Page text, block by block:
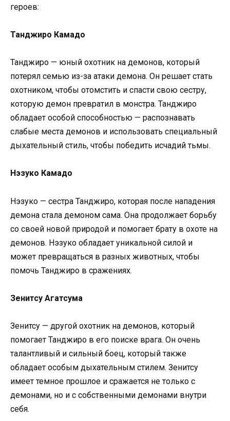
героев:
Танджиро Камадо
Танджиро — юный охотник на демонов, который
потерял семью из-за атаки демона. Он решает стать
охотником, чтобы отомстить и спасти свою сестру,
которую демон превратил в монстра. Танджиро
обладает особой способностью — распознавать
слабые места демонов и использовать специальный
дыхательный стиль, чтобы победить исчадий тьмы.
Нэзуко Камадо
Нэзуко — сестра Танджиро, которая после нападения
демона стала демоном сама. Она продолжает борьбу
со своей новой природой и помогает брату в охоте на
демонов. Нэзуко обладает уникальной силой и
может превращаться в разных животных, чтобы
помочь Танджиро в сражениях.
Зенитсу Агатсума
Зенитсу — другой охотник на демонов, который
помогает Танджиро в его поиске врага. Он очень
талантливый и сильный боец, который также
обладает особым дыхательным стилем. Зенитсу
имеет темное прошлое и сражается не только с
демонами, но и с собственными демонами внутри
себя.